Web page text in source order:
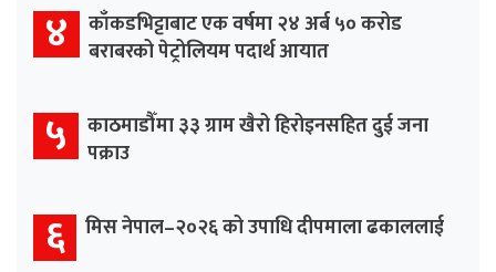
४ काँकडभिट्टाबाट एक वर्षमा २४ अर्ब ५० करोड
बराबरको पेट्रोलियम पदार्थ आयात
५ काठमाडौँमा ३३ ग्राम खैरो हिरोइनसहित दुई जना
पक्राउ
६ मिस नेपाल–२०२६ को उपाधि दीपमाला ढकाललाई